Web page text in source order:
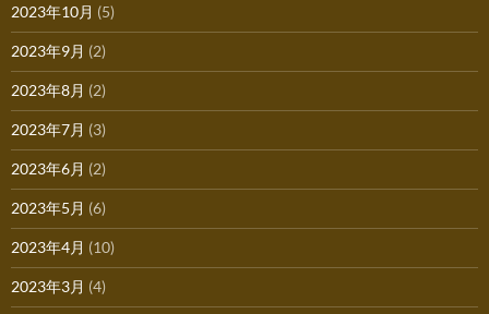
2023年10月 (5)
2023年9月 (2)
2023年8月 (2)
2023年7月 (3)
2023年6月 (2)
2023年5月 (6)
2023年4月 (10)
2023年3月 (4)